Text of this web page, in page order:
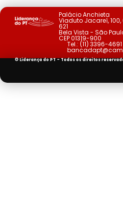
Palácio Anchieta
Viaduto Jacareí,
621
Bela Vista - São
CEP 01319-900
Tel.: (11) 3396-4691
© Liderança do PT - Todos os direitos